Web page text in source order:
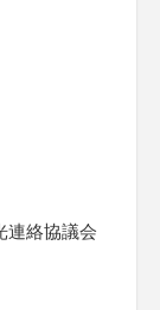
連絡協議会